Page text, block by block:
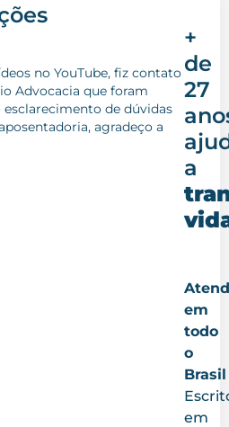
no YouTube, fiz contato
Advocacia que foram
de dúvidas
agradeço a
+
de
27
a
em
todo
o
Brasil
em